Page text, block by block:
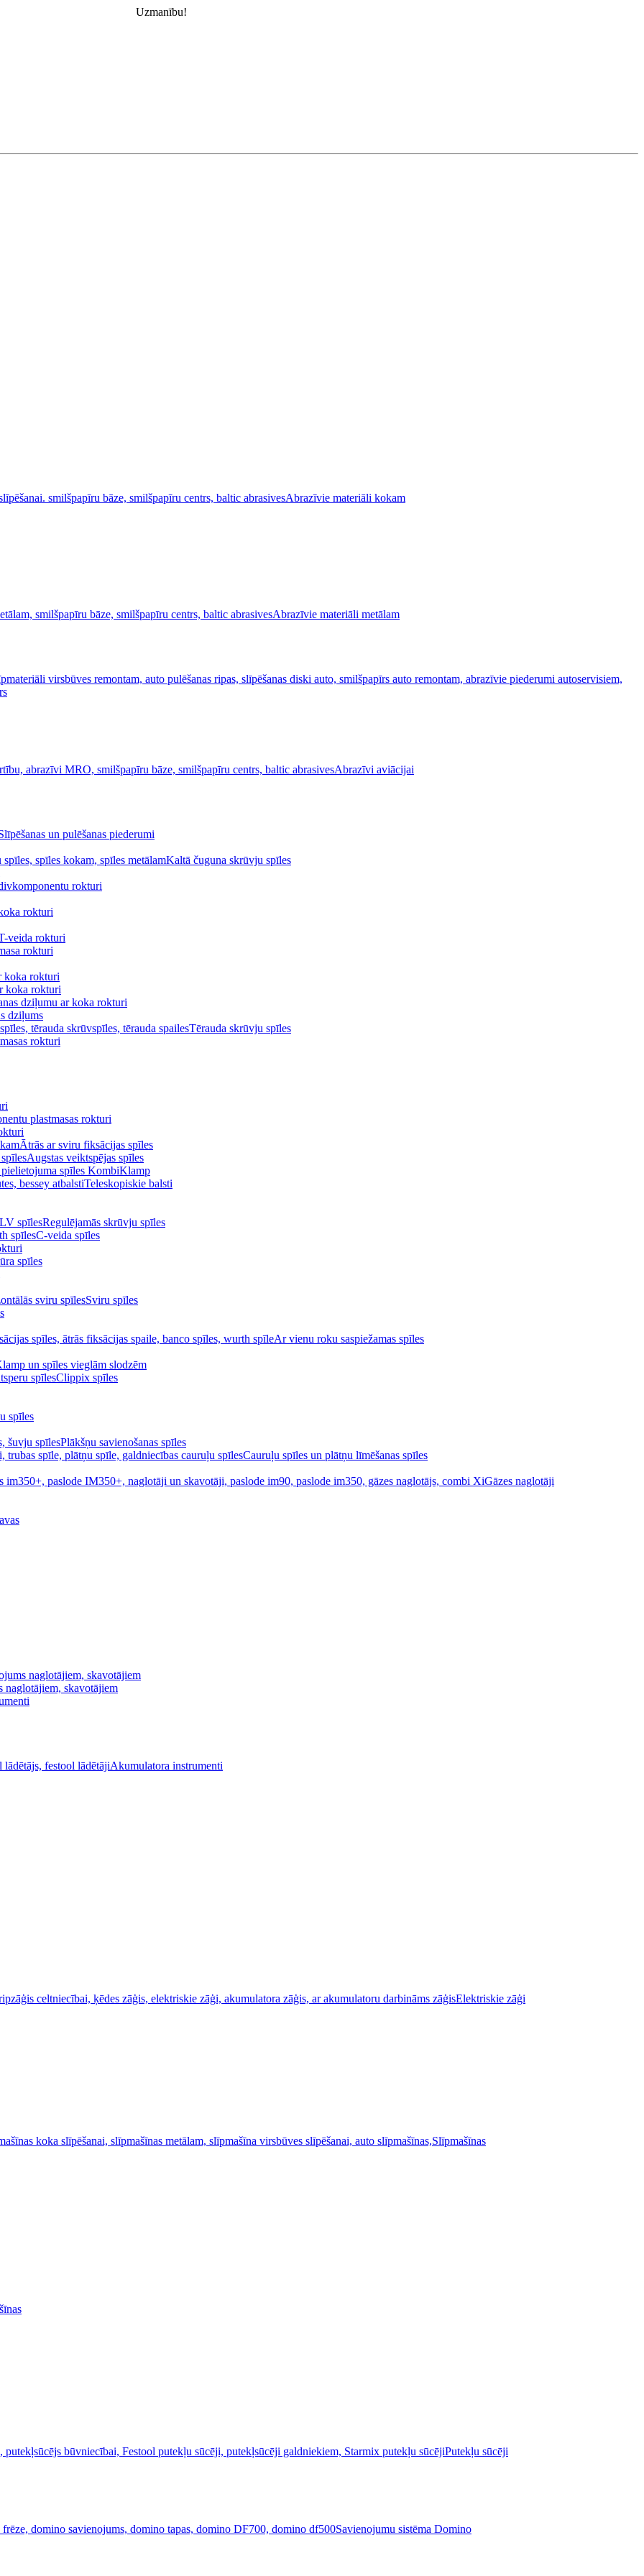
Uzmanību!
Abrazīvie materiāli kokam
Abrazīvie materiāli metālam
Abrazīvi aviācijai
un pulēšanas piederumi
Kaltā čuguna skrūvju spīles
rokturi
rokturi
veida rokturi
rokturi
koka rokturi
koka rokturi
dziļumu ar koka rokturi
dziļums
Tērauda skrūvju spīles
rokturi
plastmasas rokturi
Ātrās ar sviru fiksācijas spīles
Augstas veiktspējas spīles
pielietojuma spīles KombiKlamp
Teleskopiskie balsti
Regulējamās skrūvju spīles
C-veida spīles
spīles
Sviru spīles
Ar vienu roku saspiežamas spīles
un spīles vieglām slodzēm
Clippix spīles
spīles
Plākšņu savienošanas spīles
Cauruļu spīles un plātņu līmēšanas spīles
Gāzes naglotāji
naglotājiem, skavotājiem
naglotājiem, skavotājiem
Akumulatora instrumenti
Elektriskie zāģi
Slīpmašīnas
Putekļu sūcēji
Savienojumu sistēma Domino